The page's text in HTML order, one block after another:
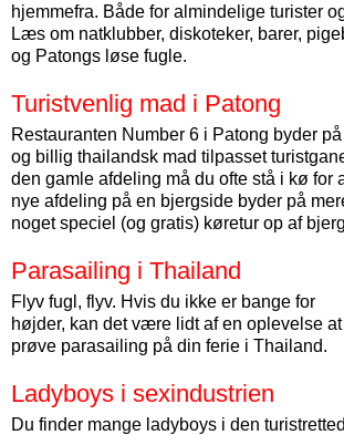
hjemmefra. Både for almindelige turister
Læs om natklubber, diskoteker, barer,
og Patongs løse fugle.
Turistvenlig mad i Patong
Restauranten Number 6 i Patong byder på
og billig thailandsk mad tilpasset
den gamle afdeling må du ofte stå i kø for
nye afdeling på en bjergside byder på
noget speciel (og gratis) køretur op af
Parasailing i Thailand
Flyv fugl, flyv. Hvis du ikke er bange for
højder, kan det være lidt af en oplevelse at
prøve parasailing på din ferie i Thailand.
Ladyboys i sexindustrien
Du finder mange ladyboys i den